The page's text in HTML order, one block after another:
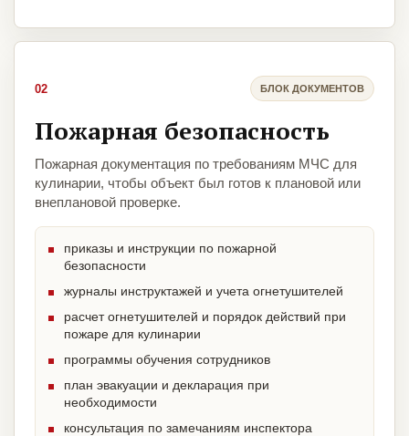
02 БЛОК ДОКУМЕНТОВ
Пожарная безопасность
Пожарная документация по требованиям МЧС для
кулинарии, чтобы объект был готов к плановой или
внеплановой проверке.
приказы и инструкции по пожарной
безопасности
журналы инструктажей и учета огнетушителей
расчет огнетушителей и порядок действий при
пожаре для кулинарии
программы обучения сотрудников
план эвакуации и декларация при
необходимости
консультация по замечаниям инспектора